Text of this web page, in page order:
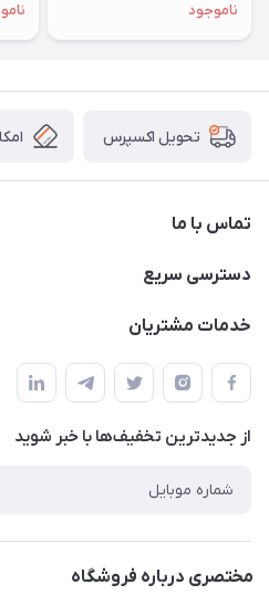
ناموجود
تحویل اکسپرس
تماس با ما
09172138137
دسترسی سریع
حساب کاربری
لیست محصولات
درباره ما
خدمات مشتریان
قوانین و مقررات
حریم خصوصی
راهنما
از جدید‌ترین تخفیف‌ها با‌ خبر شوید
مختصری درباره فروشگاه